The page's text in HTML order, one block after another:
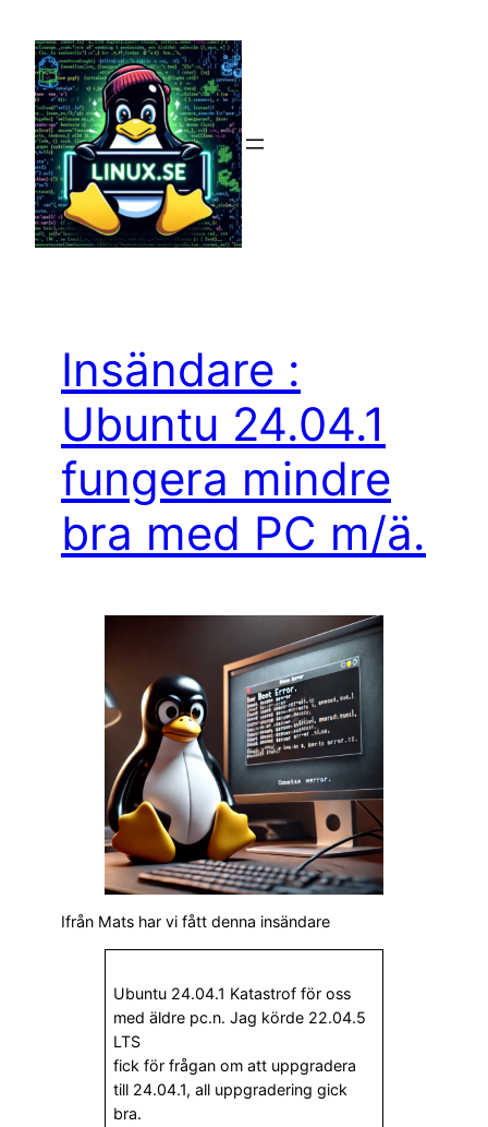
innehåll
Insändare :
Ubuntu 24.04.1
fungera mindre
bra med PC m/ä.
Ifrån Mats har vi fått denna insändare
Ubuntu 24.04.1 Katastrof för oss
med äldre pc.n. Jag körde 22.04.5
LTS
fick för frågan om att uppgradera
till 24.04.1, all uppgradering gick
bra.